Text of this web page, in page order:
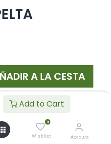
Add to Cart
0
Wishlist Account
A LA CESTA